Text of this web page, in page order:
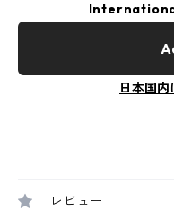
日本国
レビュー